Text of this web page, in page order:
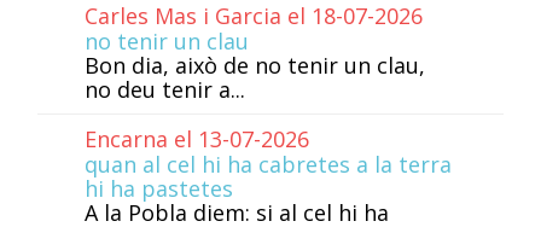
Carles Mas i Garcia el 18-07-2026
no tenir un clau
Bon dia, això de no tenir un clau,
no deu tenir a...
Encarna el 13-07-2026
quan al cel hi ha cabretes a la terra
hi ha pastetes
A la Pobla diem: si al cel hi ha